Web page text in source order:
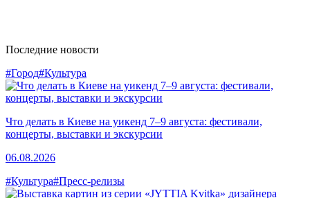
Последние новости
#Город#Культура
Что делать в Киеве на уикенд 7–9 августа: фестивали,
концерты, выставки и экскурсии
06.08.2026
#Культура#Пресс-релизы